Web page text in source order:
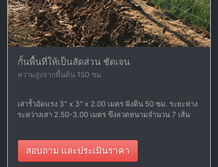
กั้นพื้นที่ให้เป็นสัดส่วน ชัดเจน
ความสูงจากพื้นดิน 150 ซม
เสารั้วอัดแรง 3" x 3" x 2.00 เมตร ฝังดิน 50 ซม. ระยะห่าง
ระหว่างเสา 2.50-3.00 เมตร ขึงลวดหนามจำนวน 7 เส้น
สอบถาม และประเมินราคา